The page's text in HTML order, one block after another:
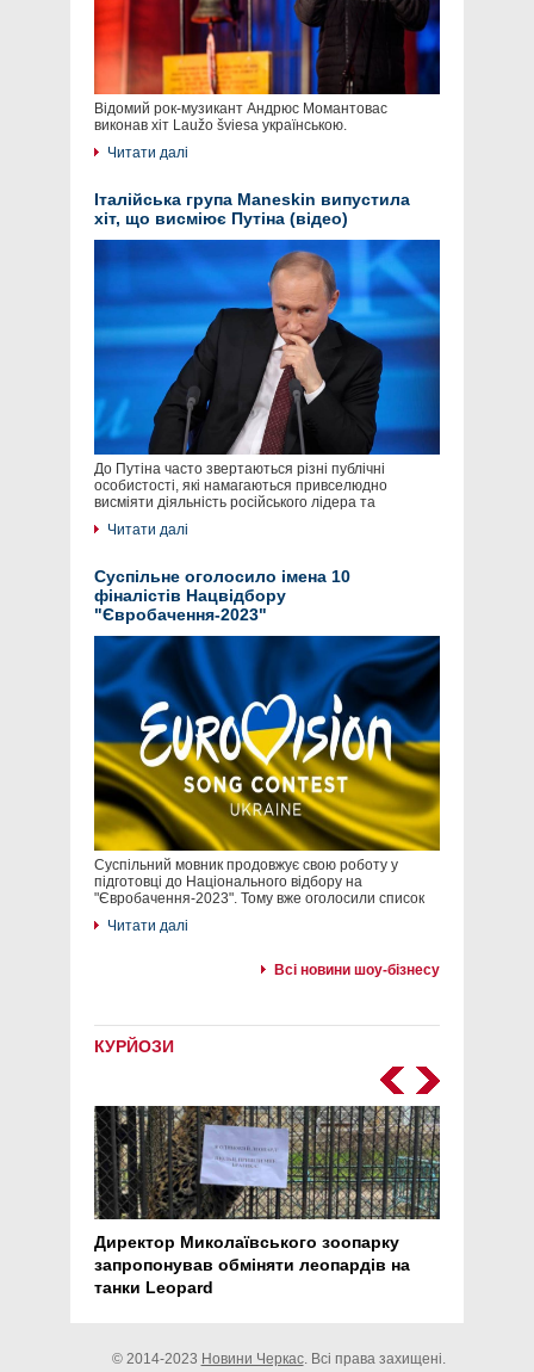
Відомий рок-музикант Андрюс Момантовас
виконав хіт Laužo šviesa українською.
Читати далі
Італійська група Maneskin випустила
хіт, що висміює Путіна (відео)
До Путіна часто звертаються різні публічні
особистості, які намагаються привселюдно
висміяти діяльність російського лідера та
Читати далі
Суспільне оголосило імена 10
фіналістів Нацвідбору
"Євробачення-2023"
Суспільний мовник продовжує свою роботу у
підготовці до Національного відбору на
"Євробачення-2023". Тому вже оголосили список
Читати далі
Всі новини шоу-бізнесу
КУРЙОЗИ
Директор Миколаївського зоопарку
запропонував обміняти леопардів на
танки Leopard
© 2014-2023 Новини Черкас. Всі права захищені.